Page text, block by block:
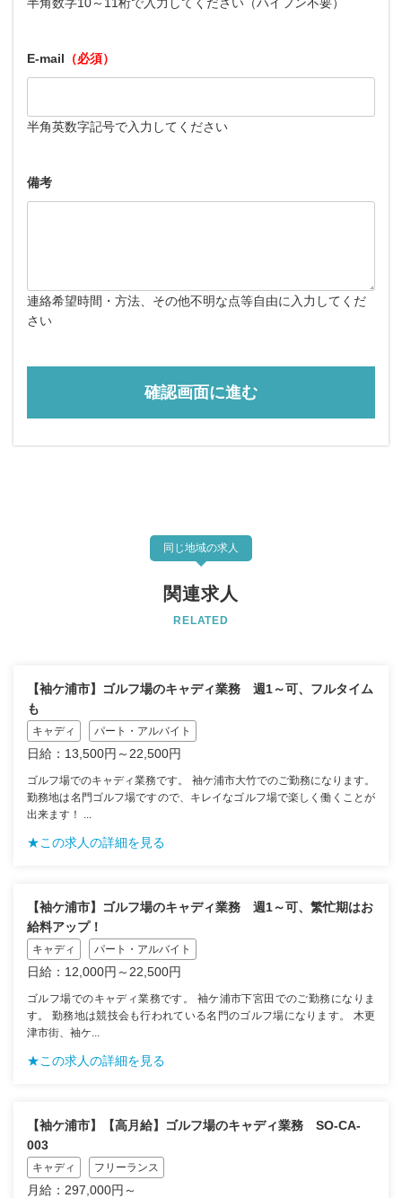
E-mail （必須）
半角英数字記号で入力してください
備考
連絡希望時間・方法、その他不明な点等自由に入力してくだ
さい
同じ地域の求人
関連求人
RELATED
【袖ケ浦市】ゴルフ場のキャディ業務 週1～可、フルタイム
も
キャディ パート・アルバイト
日給：13,500円～22,500円
ゴルフ場でのキャディ業務です。 袖ケ浦市大竹でのご勤務になります。
勤務地は名門ゴルフ場ですので、キレイなゴルフ場で楽しく働くことが
出来ます！ ...
★この求人の詳細を見る
【袖ケ浦市】ゴルフ場のキャディ業務 週1～可、繁忙期はお
給料アップ！
キャディ パート・アルバイト
日給：12,000円～22,500円
ゴルフ場でのキャディ業務です。 袖ケ浦市下宮田でのご勤務になりま
す。 勤務地は競技会も行われている名門のゴルフ場になります。 木更
津市街、袖ケ...
★この求人の詳細を見る
【袖ケ浦市】【高月給】ゴルフ場のキャディ業務 SO-CA-
003
キャディ フリーランス
月給：297,000円～